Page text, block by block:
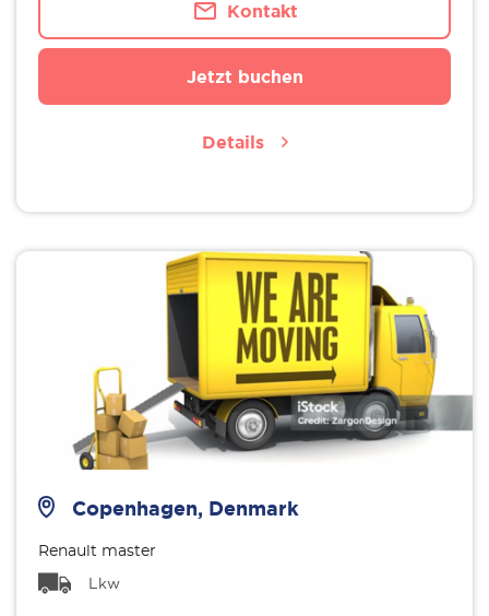
Kontakt
Jetzt buchen
Details
Copenhagen, Denmark
Renault master
Lkw